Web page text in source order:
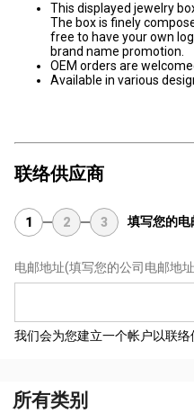
This displayed jewelry
The box is finely
free to have your own
brand name promotion.
OEM orders are
Available in various
联络供应商
1 2 3 填写您的电
电邮地址(填写您的公司电邮地
我们会为您建立一个帐户以联络
所有类别